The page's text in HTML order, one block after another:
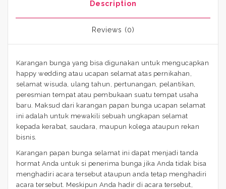
Description
Reviews (0)
Karangan bunga yang bisa digunakan untuk mengucapkan
happy wedding atau ucapan selamat atas pernikahan,
selamat wisuda, ulang tahun, pertunangan, pelantikan,
peresmian tempat atau pembukaan suatu tempat usaha
baru. Maksud dari karangan papan bunga ucapan selamat
ini adalah untuk mewakili sebuah ungkapan selamat
kepada kerabat, saudara, maupun kolega ataupun rekan
bisnis.
Karangan papan bunga selamat ini dapat menjadi tanda
hormat Anda untuk si penerima bunga jika Anda tidak bisa
menghadiri acara tersebut ataupun anda tetap menghadiri
acara tersebut. Meskipun Anda hadir di acara tersebut,